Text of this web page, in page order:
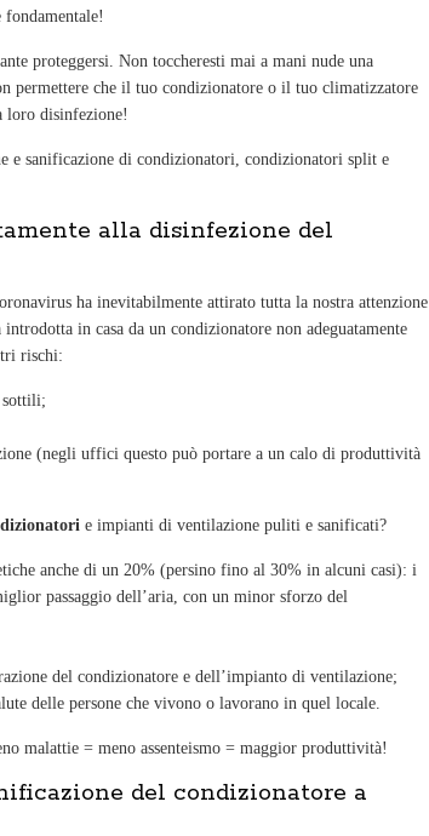
fondamentale!
proteggersi. Non toccheresti mai a mani nude una
permettere che il tuo condizionatore o il tuo climatizzatore
loro disinfezione!
e sanificazione di condizionatori, condizionatori split e
alla disinfezione del
ha inevitabilmente attirato tutta la nostra attenzione
in casa da un condizionatore non adeguatamente
rischi:
sottili;
(negli uffici questo può portare a un calo di produttività
e impianti di ventilazione puliti e sanificati?
anche di un 20% (persino fino al 30% in alcuni casi): i
passaggio dell’aria, con un minor sforzo del
del condizionatore e dell’impianto di ventilazione;
delle persone che vivono o lavorano in quel locale.
malattie = meno assenteismo = maggior produttività!
del condizionatore a